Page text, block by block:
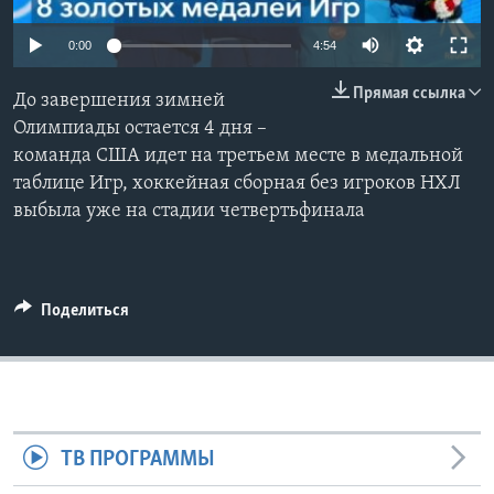
Learning English
СОЦИАЛЬНЫЕ СЕТИ
Языки
0:00 4:54
Прямая ссылка
До завершения зимней
Олимпиады остается 4 дня –
команда США идет на третьем месте в медальной
таблице Игр, хоккейная сборная без игроков НХЛ
выбыла уже на стадии четвертьфинала
Поделиться
ТВ ПРОГРАММЫ